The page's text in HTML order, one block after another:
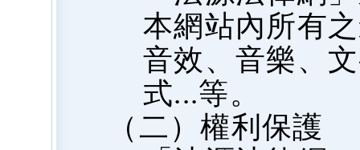
本網站內所有
音效、音樂、
式...等。
（二）權利保護